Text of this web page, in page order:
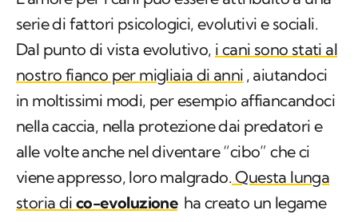
nostro fianco per migliaia di anni , aiutandoci
in moltissimi modi, per esempio affiancandoci
nella caccia, nella protezione dai predatori e
alle volte anche nel diventare “cibo” che ci
viene appresso, loro malgrado.Questa lunga
storia dico-evoluzioneha creato un legame
biologico e affettivo tra le due specie.